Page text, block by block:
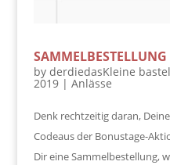
SAMMELBESTELLUNG
by derdiedasKleine
2019| Anlässe
Denk rechtzeitig daran,
Codeaus der Bonustage-
Dir eine Sammelbestellung,